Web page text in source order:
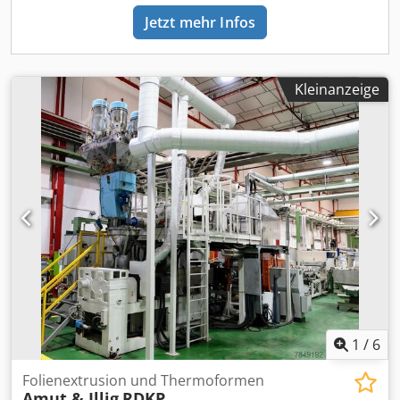
Untertisch Schnellspannen des Werkzeugs auf dem
oberen Tisch Kontrolle des Durchhangs der Unterfolie
Blasenbildung mit elektrischer Fotozelle Speicherbare
Ventile in Kaskadenschaltung Vakuumpumpe BUSCH 100
Meter/Kubikmeter Maschine stillgelegt und eingelagert, da
sie durch eine neue automatische ILLIG UA 4 g ersetzt
wird. Preis für die demontierte und auf Ihren LKW
verladene Maschine. Crjdpfet Iracox Alcsf Möglichkeit, sie
wieder in Betrieb zu nehmen, wenn Sie sie sich ansehen
möchten
Jetzt mehr Infos
Kleinanzeige
1 / 6
Folienextrusion und Thermoformen